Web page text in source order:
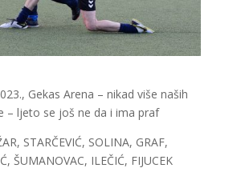
Gekas Arena – nikad više naših
– ljeto se još ne da i ima praf
STARČEVIĆ, SOLINA, GRAF,
ŠUMANOVAC, ILEČIĆ, FIJUCEK